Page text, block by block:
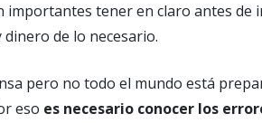
tener en claro antes de
de lo necesario.
pero no todo el mundo está
eso es necesario conocer los